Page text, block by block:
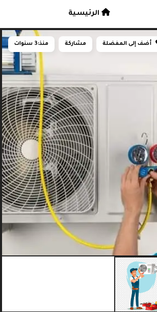
أضف إلى المفضلة مشاركة منذ:3 سنوات
الرئيسية